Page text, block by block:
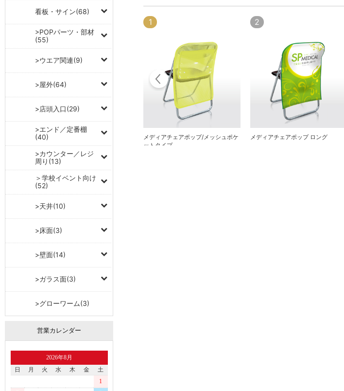
看板・サイン(68)
>POPパーツ・部材
(55)
>ウエア関連(9)
>屋外(64)
>店頭入口(29)
>エンド／定番棚
(40)
>カウンター／レジ
周り(13)
＞学校イベント向け
(52)
>天井(10)
>床面(3)
>壁面(14)
>ガラス面(3)
>グローワーム(3)
営業カレンダー
2026年8月
日
月 火 水 木 金
土
1
8
パーテーションフック
1
メディアチェアポップ/メッシュポケ
ットタイプ
2
メディアチェアポップ ロング